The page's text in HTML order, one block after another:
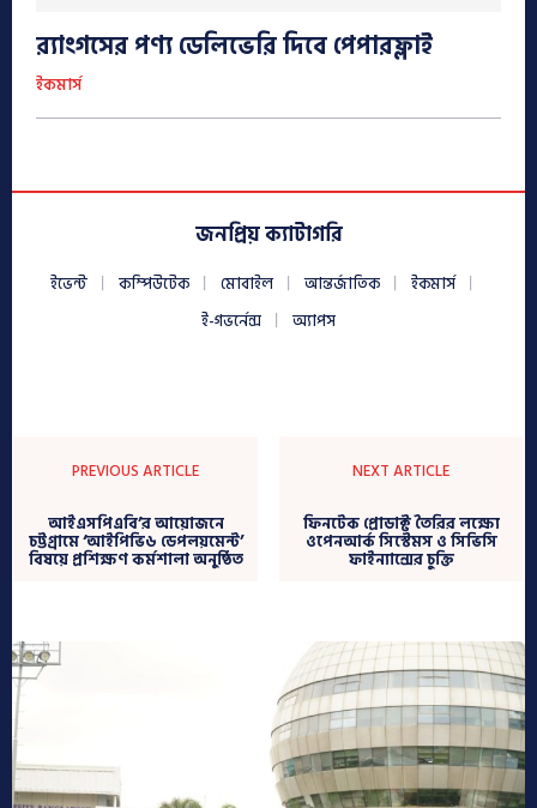
র‍্যাংগসের পণ্য ডেলিভেরি দিবে পেপারফ্লাই
ইকমার্স
জনপ্রিয় ক্যাটাগরি
ইভেন্ট কম্পিউটেক মোবাইল আন্তর্জাতিক
ইকমার্স
ই-গভর্নেন্স
অ্যাপস
PREVIOUS ARTICLE
আইএসপিএবি’র আয়োজনে
চট্টগ্রামে ‘আইপিভি৬ ডেপলয়মেন্ট’
বিষয়ে প্রশিক্ষণ কর্মশালা অনুষ্ঠিত
NEXT ARTICLE
ফিনটেক প্রোডাক্ট তৈরির লক্ষ্যে
ওপেনআর্ক সিস্টেমস ও সিভিসি
ফাইন্যান্সের চুক্তি